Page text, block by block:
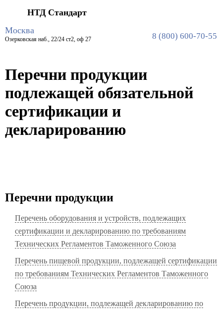
НТД Стандарт
Москва
Озерковская наб., 22/24 ст2, оф 27 8 (800) 600-70-55
Главная
Полезное
декларированию
Перечни продукции
подлежащей обязательной
сертификации и
декларированию
Перечни продукции
Перечень оборудования и устройств, подлежащих
сертификации и декларированию по требованиям
Технических Регламентов Таможенного Союза
Перечень пищевой продукции, подлежащей сертификации
по требованиям Технических Регламентов Таможенного
Союза
Перечень продукции, подлежащей декларированию по